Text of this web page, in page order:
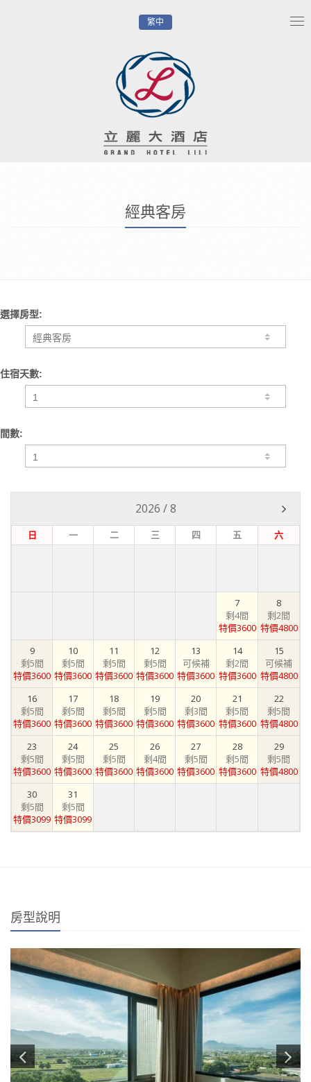
繁中
經典客房
選擇房型:
住宿天數:
間數:
2026 /8
日 一 二 三 四 五 六
7
剩4間
特價3600
8
剩2間
特價4800
9
剩5間
特價3600
10
剩5間
特價3600
11
剩5間
特價3600
12
剩5間
特價3600
13
可候補
特價3600
14
剩2間
特價3600
15
可候補
特價4800
16
剩5間
特價3600
17
剩5間
特價3600
18
剩5間
特價3600
19
剩5間
特價3600
20
剩3間
特價3600
21
剩5間
特價3600
22
剩5間
特價4800
23
剩5間
特價3600
24
剩5間
特價3600
25
剩5間
特價3600
26
剩4間
特價3600
27
剩5間
特價3600
28
剩5間
特價3600
29
剩5間
特價4800
30
剩5間
特價3099
31
剩5間
特價3099
房型說明